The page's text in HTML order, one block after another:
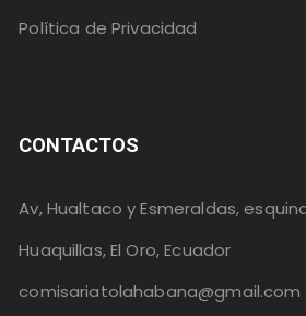
Política de Privacidad
CONTACTOS
Av, Hualtaco y Esmeraldas,
Huaquillas, El Oro, Ecuador
comisariatolahabana@gmail.com